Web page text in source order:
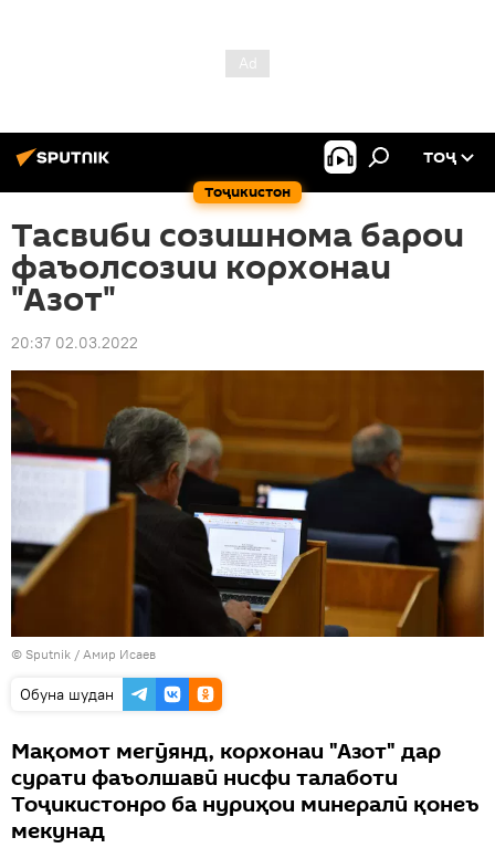
Тоҷикистон
ТОҶ
Тасвиби созишнома барои
фаъолсозии корхонаи
"Азот"
20:37 02.03.2022
© Sputnik / Амир Исаев
Обуна шудан
Мақомот мегӯянд, корхонаи "Азот" дар
сурати фаъолшавӣ нисфи талаботи
Тоҷикистонро ба нуриҳои минералӣ қонеъ
мекунад